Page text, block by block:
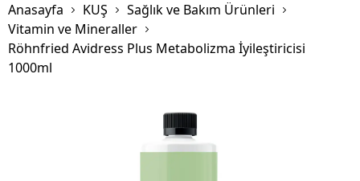
Anasayfa KUŞ
Sağlık ve Bakım Ürünleri
Vitamin ve Mineraller
Röhnfried Avidress Plus Metabolizma İyileştiricisi
1000ml